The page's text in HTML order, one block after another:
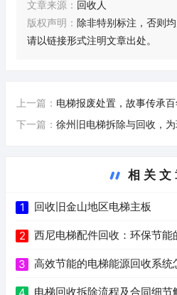
文章来源： 回收人
版权声明： 除非特别标注，否则
请以链接形式注明文章出处。
上一篇： 电梯报废处置，故事传承
下一篇： 徐州旧电梯拆除与回收，
相关文
1 回收旧金山地区电梯主板
2 西尼电梯配件回收：环保节能
3 高效节能的电梯能源回收系统
电梯回收拆除流程及合同细节